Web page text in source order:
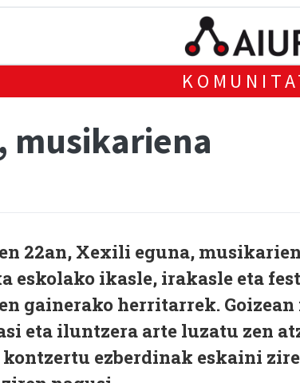
musikariena
22an, Xexili eguna,
eskolako ikasle, irakasle eta
gainerako herritarrek.
eta iluntzera arte luzatu zen
ezberdinak eskaini